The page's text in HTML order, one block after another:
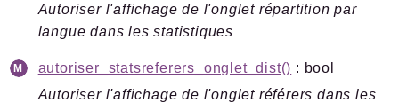
Autoriser l'affichage de l'onglet répartition par
langue dans les statistiques
autoriser_statsreferers_onglet_dist() : bool
Autoriser l'affichage de l'onglet référers dans les